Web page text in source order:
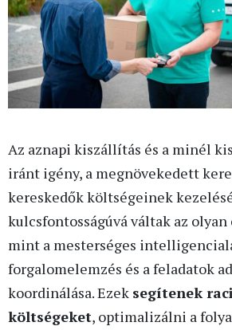
Az aznapi kiszállítás és a minél
iránt igény, a megnövekedett
kereskedők költségeinek
kulcsfontosságúvá váltak az
mint a mesterséges
forgalomelemzés és a feladatok
koordinálása. Ezek segítenek
költségeket, optimalizálni a